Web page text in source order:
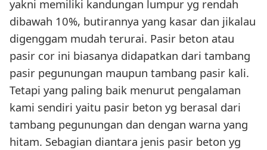
yakni memiliki kandungan lumpur yg rendah
dibawah 10%, butirannya yang kasar dan jikalau
digenggam mudah terurai. Pasir beton atau
pasir cor ini biasanya didapatkan dari tambang
pasir pegunungan maupun tambang pasir kali.
Tetapi yang paling baik menurut pengalaman
kami sendiri yaitu pasir beton yg berasal dari
tambang pegunungan dan dengan warna yang
hitam. Sebagian diantara jenis pasir beton yg